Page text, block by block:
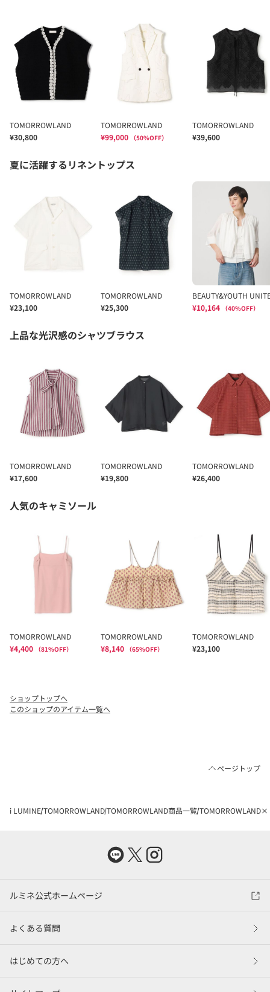
ショップトップへ
このショップのアイテム一覧へ
ページトップ
i LUMINE TOMORROWLAND TOMORROWLAND商品一覧 TOMORROWLAND×
ルミネ公式ホームページ
よくある質問
はじめての方へ